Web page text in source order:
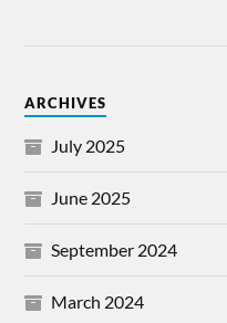
ARCHIVES
July 2025
June 2025
September 2024
March 2024